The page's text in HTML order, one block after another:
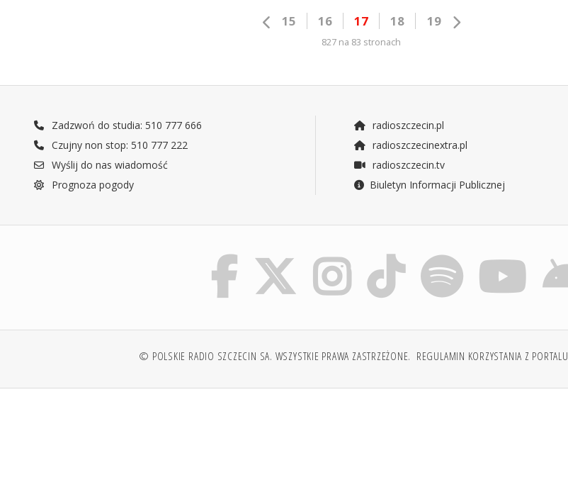
15 16 17 18 19
827 na 83 stronach
Zadzwoń do studia: 510 777 666
Czujny non stop: 510 777 222
Wyślij do nas wiadomość
Prognoza pogody
radioszczecin.pl
radioszczecinextra.pl
radioszczecin.tv
Biuletyn Informacji Publicznej
© POLSKIE RADIO SZCZECIN SA. WSZYSTKIE PRAWA ZASTRZEŻONE. REGULAMIN KORZYSTANIA Z PORTALU